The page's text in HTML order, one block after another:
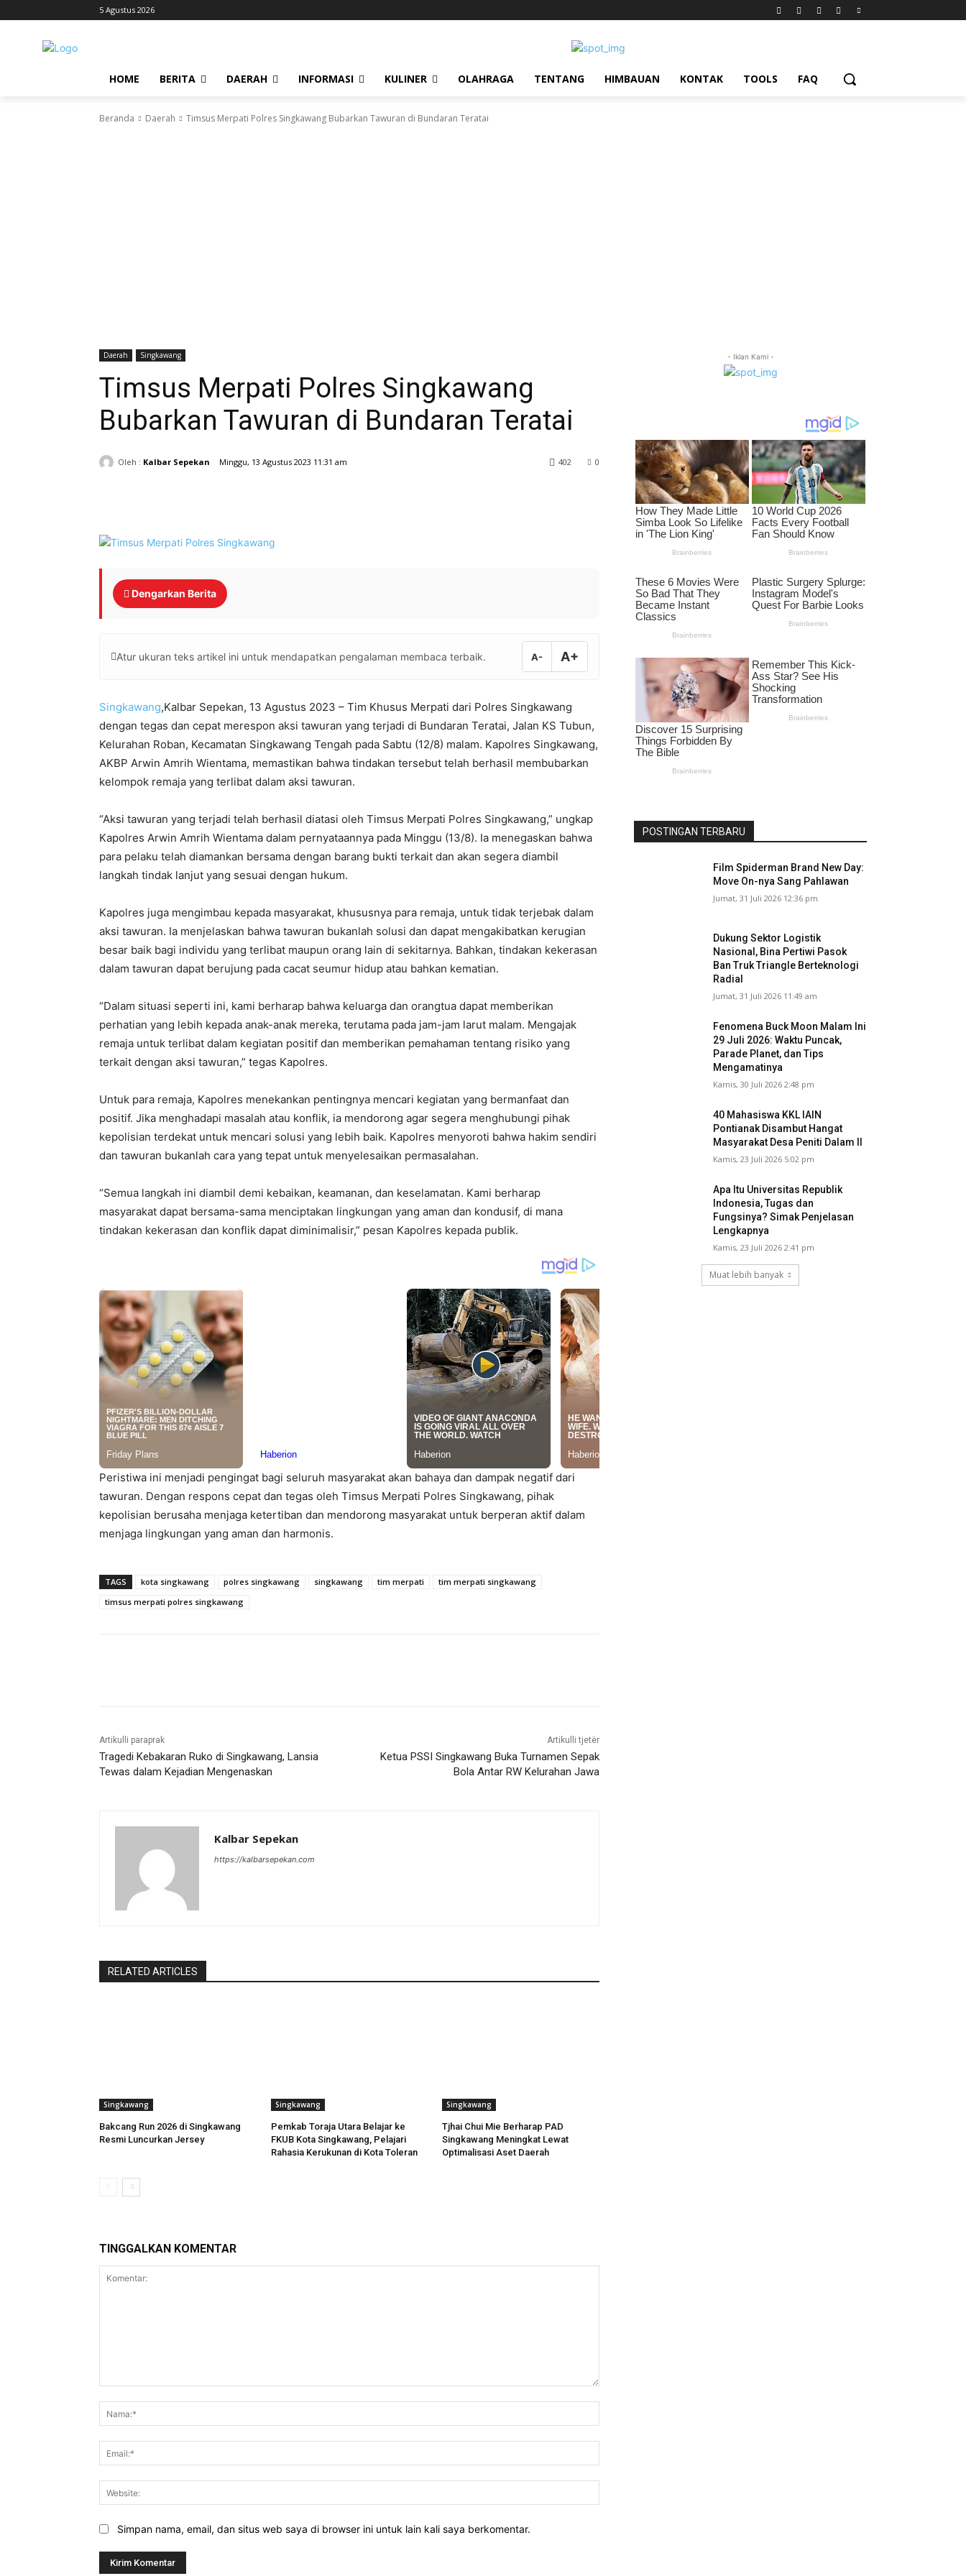
5 Agustus 2026
HOME BERITA DAERAH INFORMASI KULINER OLAHRAGA TENTANG HIMBAUAN KONTAK TOOLS FAQ
Beranda Daerah Timsus Merpati Polres Singkawang Bubarkan Tawuran di Bundaran Teratai
Daerah Singkawang
Timsus Merpati Polres Singkawang
Bubarkan Tawuran di Bundaran Teratai
Oleh : Kalbar Sepekan Minggu, 13 Agustus 2023 11:31 am 0
402
Dengarkan Berita
Atur ukuran teks artikel ini untuk mendapatkan pengalaman membaca terbaik. A- A+
Singkawang,Kalbar Sepekan, 13 Agustus 2023 – Tim Khusus Merpati dari Polres Singkawang
dengan tegas dan cepat merespon aksi tawuran yang terjadi di Bundaran Teratai, Jalan KS Tubun,
Kelurahan Roban, Kecamatan Singkawang Tengah pada Sabtu (12/8) malam. Kapolres Singkawang,
AKBP Arwin Amrih Wientama, memastikan bahwa tindakan tersebut telah berhasil membubarkan
kelompok remaja yang terlibat dalam aksi tawuran.
“Aksi tawuran yang terjadi telah berhasil diatasi oleh Timsus Merpati Polres Singkawang,” ungkap
Kapolres Arwin Amrih Wientama dalam pernyataannya pada Minggu (13/8). Ia menegaskan bahwa
para pelaku telah diamankan bersama dengan barang bukti terkait dan akan segera diambil
langkah tindak lanjut yang sesuai dengan hukum.
Kapolres juga mengimbau kepada masyarakat, khususnya para remaja, untuk tidak terjebak dalam
aksi tawuran. Ia menjelaskan bahwa tawuran bukanlah solusi dan dapat mengakibatkan kerugian
besar baik bagi individu yang terlibat maupun orang lain di sekitarnya. Bahkan, tindakan kekerasan
dalam tawuran dapat berujung pada cacat seumur hidup atau bahkan kematian.
“Dalam situasi seperti ini, kami berharap bahwa keluarga dan orangtua dapat memberikan
perhatian yang lebih kepada anak-anak mereka, terutama pada jam-jam larut malam. Mengajak
remaja untuk terlibat dalam kegiatan positif dan memberikan pemahaman tentang risiko yang
terkait dengan aksi tawuran,” tegas Kapolres.
Untuk para remaja, Kapolres menekankan pentingnya mencari kegiatan yang bermanfaat dan
positif. Jika menghadapi masalah atau konflik, ia mendorong agar segera menghubungi pihak
kepolisian terdekat untuk mencari solusi yang lebih baik. Kapolres menyoroti bahwa hakim sendiri
dan tawuran bukanlah cara yang tepat untuk menyelesaikan permasalahan.
“Semua langkah ini diambil demi kebaikan, keamanan, dan keselamatan. Kami berharap
masyarakat dapat bersama-sama menciptakan lingkungan yang aman dan kondusif, di mana
tindakan kekerasan dan konflik dapat diminimalisir,” pesan Kapolres kepada publik.
Peristiwa ini menjadi pengingat bagi seluruh masyarakat akan bahaya dan dampak negatif dari
tawuran. Dengan respons cepat dan tegas oleh Timsus Merpati Polres Singkawang, pihak
kepolisian berusaha menjaga ketertiban dan mendorong masyarakat untuk berperan aktif dalam
menjaga lingkungan yang aman dan harmonis.
TAGS kota singkawang polres singkawang singkawang tim merpati
tim merpati singkawang
timsus merpati polres singkawang
Artikulli paraprak
Tragedi Kebakaran Ruko di Singkawang, Lansia
Tewas dalam Kejadian Mengenaskan
Artikulli tjetër
Ketua PSSI Singkawang Buka Turnamen Sepak
Bola Antar RW Kelurahan Jawa
Kalbar Sepekan
https://kalbarsepekan.com
RELATED ARTICLES
Singkawang
Bakcang Run 2026 di Singkawang
Resmi Luncurkan Jersey
Singkawang
Pemkab Toraja Utara Belajar ke
FKUB Kota Singkawang, Pelajari
Rahasia Kerukunan di Kota Toleran
Singkawang
Tjhai Chui Mie Berharap PAD
Singkawang Meningkat Lewat
Optimalisasi Aset Daerah
TINGGALKAN KOMENTAR
Simpan nama, email, dan situs web saya di browser ini untuk lain kali saya berkomentar.
- Iklan Kami -
POSTINGAN TERBARU
Film Spiderman Brand New Day:
Move On-nya Sang Pahlawan
Jumat, 31 Juli 2026 12:36 pm
Dukung Sektor Logistik
Nasional, Bina Pertiwi Pasok
Ban Truk Triangle Berteknologi
Radial
Jumat, 31 Juli 2026 11:49 am
Fenomena Buck Moon Malam Ini
29 Juli 2026: Waktu Puncak,
Parade Planet, dan Tips
Mengamatinya
Kamis, 30 Juli 2026 2:48 pm
40 Mahasiswa KKL IAIN
Pontianak Disambut Hangat
Masyarakat Desa Peniti Dalam II
Kamis, 23 Juli 2026 5:02 pm
Apa Itu Universitas Republik
Indonesia, Tugas dan
Fungsinya? Simak Penjelasan
Lengkapnya
Kamis, 23 Juli 2026 2:41 pm
Muat lebih banyak